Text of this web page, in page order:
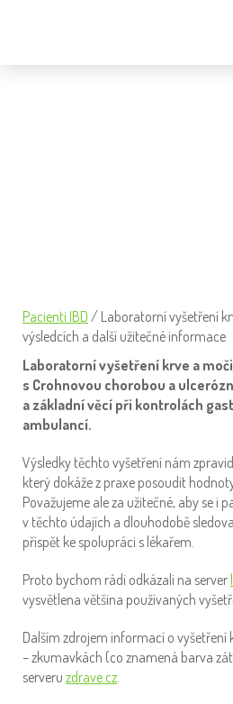
Pacienti IBD / Laboratorní vyšetření
výsledcích a další užitečné informace
Laboratorní vyšetření krve a
s Crohnovou chorobou a
a základní věcí při kontrolách
ambulancí.
Výsledky těchto vyšetření nám
který dokáže z praxe posoudit
Považujeme ale za užitečné, aby se i
v těchto údajích a dlouhodobě
přispět ke spolupráci s lékařem.
Proto bychom rádi odkázali na server
vysvětlena většina používaných
Dalším zdrojem informací o vyšetření
– zkumavkách (co znamená barva
serveru zdrave.cz.